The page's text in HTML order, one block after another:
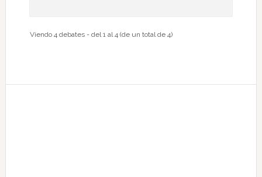
Viendo 4 debates - del 1 al 4 (de un total de 4)